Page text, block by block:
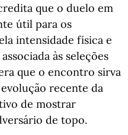
que o duelo em
útil para os
intensidade física e
às seleções
que o encontro sirva
recente da
de mostrar
de topo.